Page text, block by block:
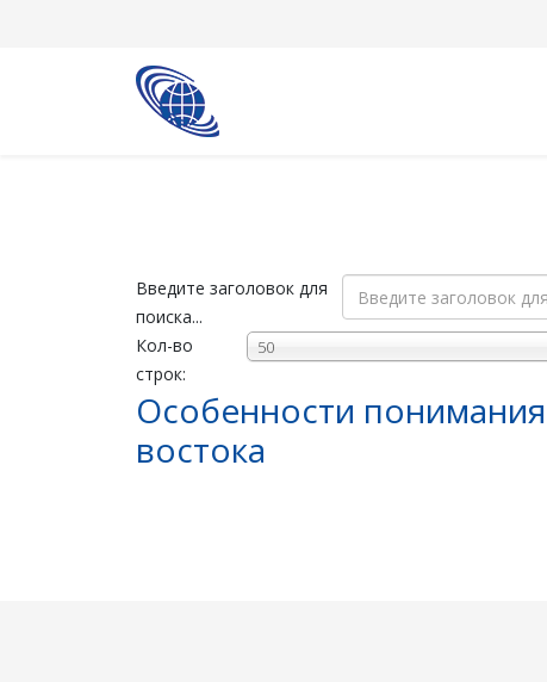
Введите заголовок для
поиска...
Кол-во
строк:
50
Особенности
востока